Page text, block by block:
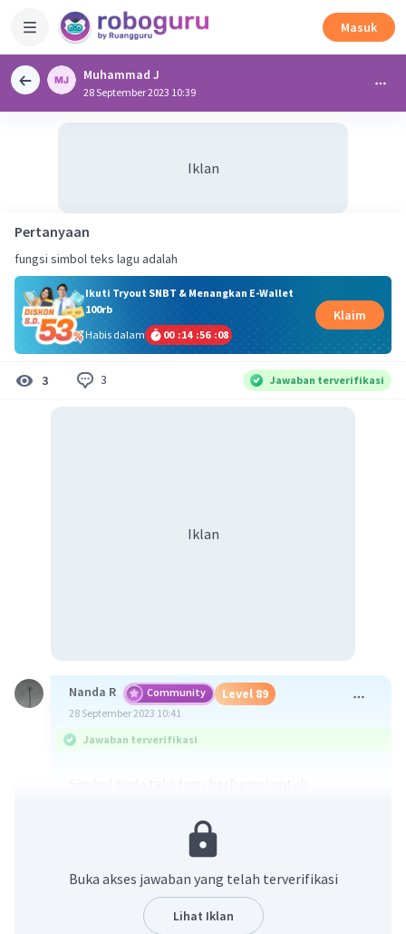
Masuk
Muhammad J
28 September 2023 10:39
Iklan
Pertanyaan
fungsi simbol teks lagu adalah
Ikuti Tryout SNBT & Menangkan E-Wallet
100rb
Habis dalam
00 :14 :56 :08
Klaim
3 3 Jawaban terverifikasi
Iklan
Nanda R Community Level 89
28 September 2023 10:41
Jawaban terverifikasi
tentang lagu tersebut.
Beri Rating
Muhammad J
28 September 2023 10:42
Buka akses jawaban yang telah terverifikasi
Lihat Iklan